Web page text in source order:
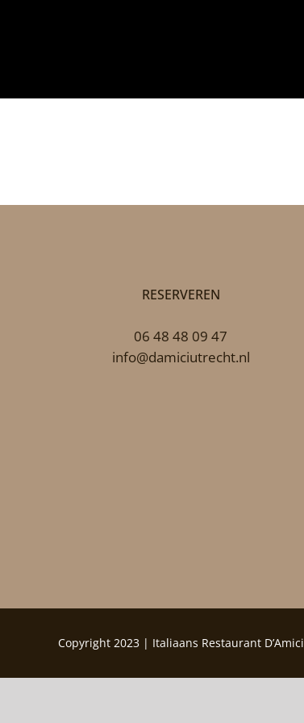
RESERVEREN
06 48 48 09 47
info@damiciutrecht.nl
Copyright 2023 | Italiaans Restaurant D’Amici